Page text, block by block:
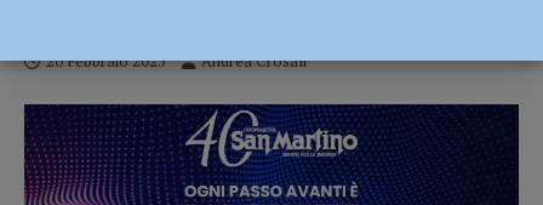
20 Febbraio 2025 Andrea Crosali